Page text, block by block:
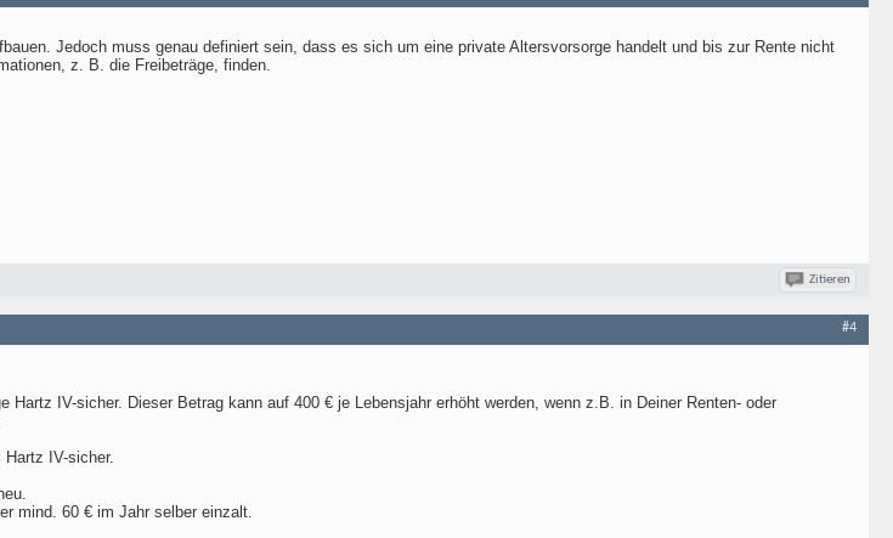
Jedoch muss genau definiert sein, dass es sich um eine private Altersvorsorge handelt und bis zur Rente nicht
z. B. die Freibeträge, finden.
Zitieren
#4
IV-sicher. Dieser Betrag kann auf 400 € je Lebensjahr erhöht werden, wenn z.B. in Deiner Renten- oder
IV-sicher.
mind. 60 € im Jahr selber einzalt.